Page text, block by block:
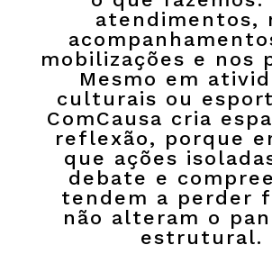
atendimentos,
mobilizações e nos
Mesmo em
culturais ou
ComCausa cria
reflexão, porque
que ações
debate e
tendem a perder
não alteram o
estrutural.